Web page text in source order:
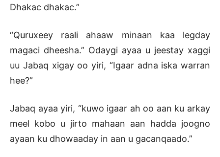
Dhakac dhakac.”
“Quruxeey raali ahaaw minaan kaa legday
magaci dheesha.” Odaygi ayaa u jeestay xaggi
uu Jabaq xigay oo yiri, “Igaar adna iska warran
hee?”
Jabaq ayaa yiri, “kuwo igaar ah oo aan ku arkay
meel kobo u jirto mahaan aan hadda joogno
ayaan ku dhowaaday in aan u gacanqaado.”